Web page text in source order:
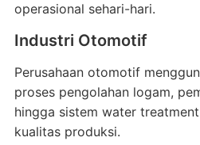
operasional sehari-hari.
Industri Otomotif
Perusahaan otomotif
proses pengolahan logam,
hingga sistem water
kualitas produksi.